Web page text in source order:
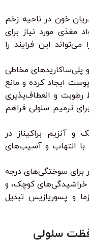
خون در ناحیه زخم
مغذی مورد نیاز برای
این فرایند را
پلی‌ساکاریدهای مخاطی
ایجاد کرده و مانع
و انعطاف‌پذیری
ترمیم سلولی فراهم
آنزیم براکیناز در
با التهاب و آسیب‌های
برای سوختگی‌های درجه
خراشیدگی‌های کوچک، و
و پسوریازیس تبدیل
سلولی